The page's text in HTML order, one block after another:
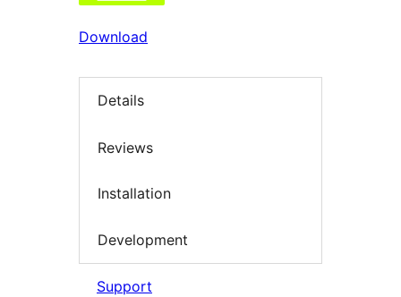
Download
Details
Reviews
Installation
Development
Support